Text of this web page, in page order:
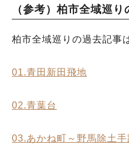
（参考）柏市全域巡り
柏市全域巡りの過去記事
01.青田新田飛地
02.青葉台
03.あかね町～野馬除土手